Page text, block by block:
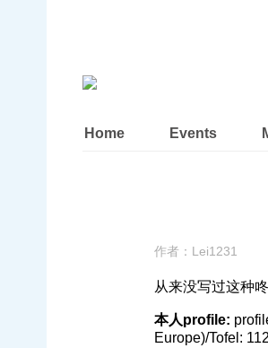
Home Events
作者： Lei1231
从来没写过这种
本人profile:
Europe)/Tofel: